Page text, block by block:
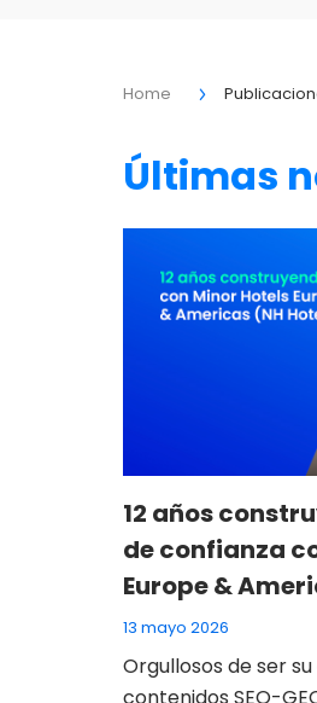
Home
Últimas
12 años
de confianza
Europe &
13 mayo 2026
Orgullosos de ser
contenidos SEO-